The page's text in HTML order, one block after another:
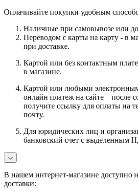
Оплачивайте покупки удобным
Наличные при самовывозе или
Переводом с карты на карту - в
при доставке.
Картой или без контактным
в магазине.
Картой или любыми
онлайн платеж на сайте – после
получите ссылку для оплаты на
почту.
Для юридических лиц и
банковский счет с выделенным
В нашем интернет-магазине доступно
доставки: